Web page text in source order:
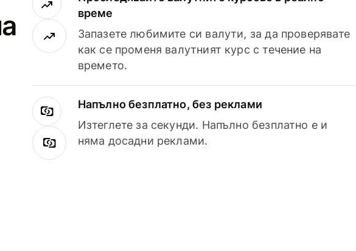
време
Запазете любимите си валути, за да проверявате
как се променя валутният курс с течение на
времето.
Напълно безплатно, без реклами
Изтеглете за секунди. Напълно безплатно е и
няма досадни реклами.